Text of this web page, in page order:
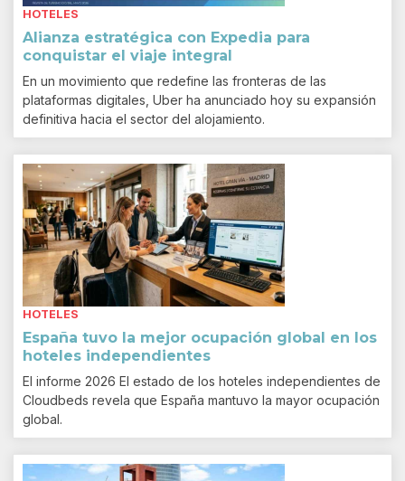
HOTELES
Alianza estratégica con Expedia para
conquistar el viaje integral
En un movimiento que redefine las fronteras de las
plataformas digitales, Uber ha anunciado hoy su expansión
definitiva hacia el sector del alojamiento.
HOTELES
España tuvo la mejor ocupación global en los
hoteles independientes
El informe 2026 El estado de los hoteles independientes de
Cloudbeds revela que España mantuvo la mayor ocupación
global.